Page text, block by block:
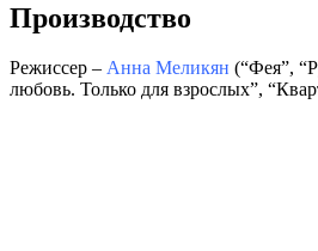
Производство
Режиссер – Анна Меликян (“Фея”,
любовь. Только для взрослых”,